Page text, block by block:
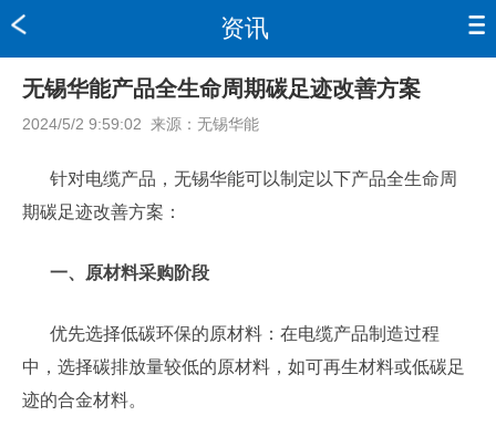
资讯
无锡华能产品全生命周期碳足迹改善方案
2024/5/2 9:59:02 来源： 无锡华能
针对电缆产品，无锡华能可以制定以下产品全生命周
期碳足迹改善方案：
一、原材料采购阶段
优先选择低碳环保的原材料：在电缆产品制造过程
中，选择碳排放量较低的原材料，如可再生材料或低碳足
迹的合金材料。